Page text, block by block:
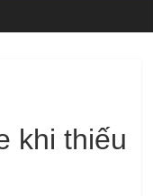
khi thiếu